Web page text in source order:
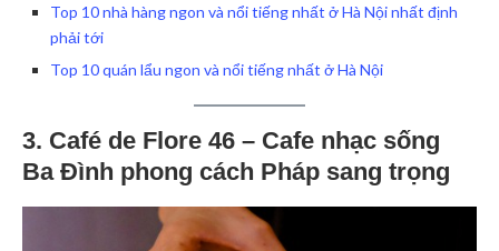
Top 10 nhà hàng ngon và nổi tiếng nhất ở Hà Nội nhất định
phải tới
Top 10 quán lẩu ngon và nổi tiếng nhất ở Hà Nội
3. Café de Flore 46 – Cafe nhạc sống
Ba Đình phong cách Pháp sang trọng